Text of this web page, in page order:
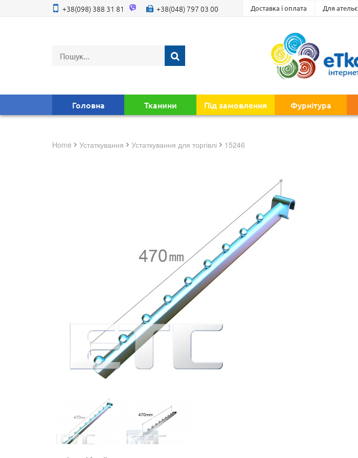
+38(098) 388 31 81 +38(048) 797 03 00 Доставка і оплата Для ательє
Головна Тканини Під замовлення Фурнітура
Home устаткування устаткування для торгівлі 15246